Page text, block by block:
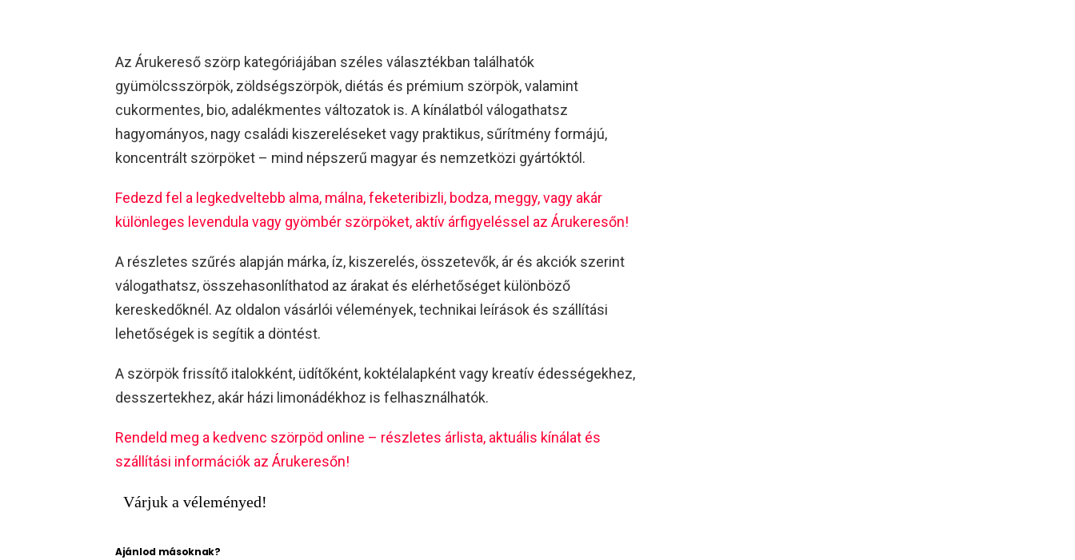
Az Árukereső szörp kategóriájában széles választékban találhatók
gyümölcsszörpök, zöldségszörpök, diétás és prémium szörpök, valamint
cukormentes, bio, adalékmentes változatok is. A kínálatból válogathatsz
hagyományos, nagy családi kiszereléseket vagy praktikus, sűrítmény formájú,
koncentrált szörpöket – mind népszerű magyar és nemzetközi gyártóktól.
Fedezd fel a legkedveltebb alma, málna, feketeribizli, bodza, meggy, vagy akár
különleges levendula vagy gyömbér szörpöket, aktív árfigyeléssel az Árukeresőn!
A részletes szűrés alapján márka, íz, kiszerelés, összetevők, ár és akciók szerint
válogathatsz, összehasonlíthatod az árakat és elérhetőséget különböző
kereskedőknél. Az oldalon vásárlói vélemények, technikai leírások és szállítási
lehetőségek is segítik a döntést.
A szörpök frissítő italokként, üdítőként, koktélalapként vagy kreatív édességekhez,
desszertekhez, akár házi limonádékhoz is felhasználhatók.
Rendeld meg a kedvenc szörpöd online – részletes árlista, aktuális kínálat és
szállítási információk az Árukeresőn!
Várjuk a véleményed!
Ajánlod másoknak?